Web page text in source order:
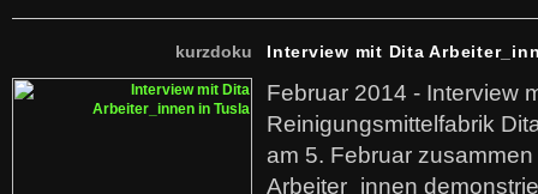
kurzdoku Interview mit Dita
Februar 2014 - Interview
Reinigungsmittelfabrik
am 5. Februar
Arbeiter_innen